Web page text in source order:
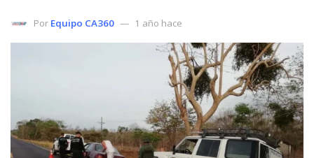
Por Equipo CA360 1 año hace